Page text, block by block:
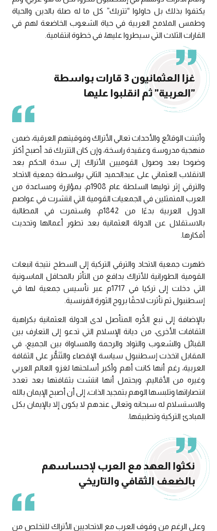
يكتفوا بذلك بل حاولوا “تتريك” كل ما له صلة بالدين والحياة
وطمس الملامح العربية في حياة الشعوب الخاضعة لهم في
القارات الثلاث التي سيطروا عليها، في خطوة انتقامية.
غزا العثمانيون 3 قارات بواسطة
"العربية" ثم انقلبوا عليها
وأثبتت الوقائع والأحداث تعالي الأتراك وفوقيتهم العرقية، ضمن
منهجية مدروسة وعقيدة راسخة، وإن كان التتريك قد أصبح أكثر
وضوحا بعد وصول القوميين الأتراك إلى سدة الحكم بعد
الانقلاب العثماني على عبدالحميد الثاني بواسطة جمعية الاتحاد
والترقي إثر توليها السلطة عام 1908م، بمؤازرة ومساعدة من
العرب المتمثلين في الجمعيات القومية التي انتشرت في عواصم
الدول العربية بدءًا من 1842م، واستمرت في المطالبة
بالاستقلال عن الدولة العثمانية بعد تطور أعمالها وتحديث
أفكارها.
ظهرت جمعية الاتحاد والترقي التركية إلى السطح نتيجة انبعاث
القومية الطورانية للأتراك بدافع من التأثر بالمحافل الماسونية
التي دخلت إلى تركيا في 1717م عبر تأسيس جمعية لها في
إسطنبول ثم تأثرت لاحقًا بروح الثورة الفرنسية.
بالإضافة إلى نبع الكُره المتأصل لدى الدولة العثمانية بكراهية
الثقافات الأخرى، من ديانة الإسلام التي تدعو إلى التعارف بين
القبائل والشعوب والتواد والرحمة والمساواة بين الجميع، في
المقابل اتخذت إسطنبول سياسة الإقصاء والتَنَمُّر على الثقافة
العربية، رغم أنها كانت أهم وأكبر أسلحتها لغزو العالم العربي
وغيره من الأقاليم، ويحتمل أنها انتشت بثقافتها بعد تعدد
انتصاراتها وتلبسها الوهم بتمجيد الذات، إلى أن أصبح الإيمان بالله
والاستسلام له سبحانه وتعالى عندهم لا يكون إلا بالإيمان بكل
المبادئ التركية وتطبيقها.
نكثوا العهد مع العرب لإحساسهم
بالضعف الثقافي والتاريخي
وعلى الرغم من وقوف العرب مع الاتحاديين الأتراك للتخلص من